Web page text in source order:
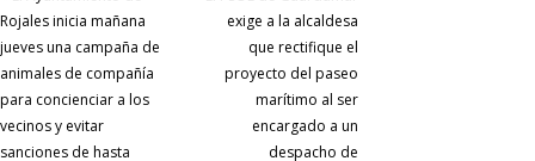
Rojales inicia mañana
jueves una campaña de
animales de compañía
para concienciar a los
vecinos y evitar
sanciones de hasta
exige a la alcaldesa
que rectifique el
proyecto del paseo
marítimo al ser
encargado a un
despacho de